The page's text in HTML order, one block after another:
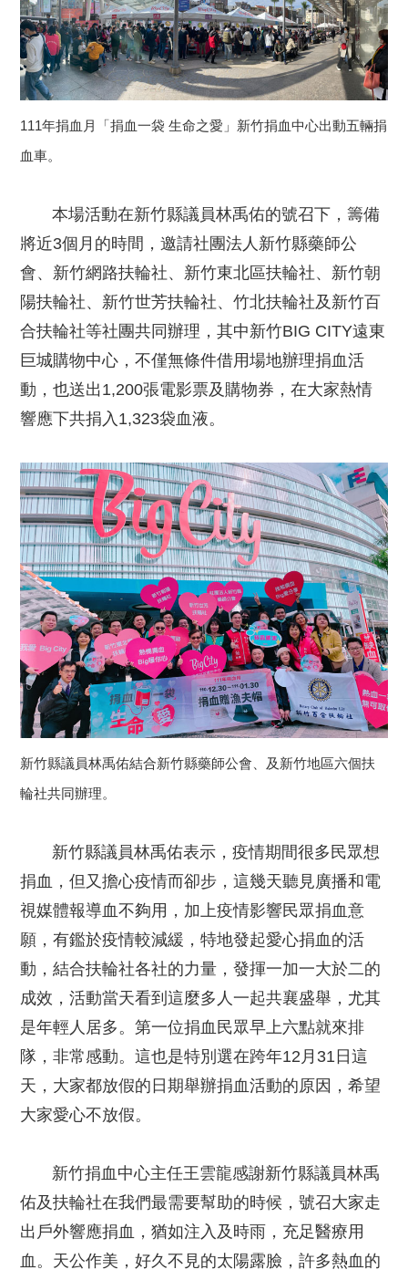
111年捐血月「捐血一袋 生命之愛」新竹捐血中心出動五輛捐
血車。
本場活動在新竹縣議員林禹佑的號召下，籌備
將近3個月的時間，邀請社團法人新竹縣藥師公
會、新竹網路扶輪社、新竹東北區扶輪社、新竹朝
陽扶輪社、新竹世芳扶輪社、竹北扶輪社及新竹百
合扶輪社等社團共同辦理，其中新竹BIG CITY遠東
巨城購物中心，不僅無條件借用場地辦理捐血活
動，也送出1,200張電影票及購物券，在大家熱情
響應下共捐入1,323袋血液。
新竹縣議員林禹佑結合新竹縣藥師公會、及新竹地區六個扶
輪社共同辦理。
新竹縣議員林禹佑表示，疫情期間很多民眾想
捐血，但又擔心疫情而卻步，這幾天聽見廣播和電
視媒體報導血不夠用，加上疫情影響民眾捐血意
願，有鑑於疫情較減緩，特地發起愛心捐血的活
動，結合扶輪社各社的力量，發揮一加一大於二的
成效，活動當天看到這麼多人一起共襄盛舉，尤其
是年輕人居多。第一位捐血民眾早上六點就來排
隊，非常感動。這也是特別選在跨年12月31日這
天，大家都放假的日期舉辦捐血活動的原因，希望
大家愛心不放假。
新竹捐血中心主任王雲龍感謝新竹縣議員林禹
佑及扶輪社在我們最需要幫助的時候，號召大家走
出戶外響應捐血，猶如注入及時雨，充足醫療用
血。天公作美，好久不見的太陽露臉，許多熱血的